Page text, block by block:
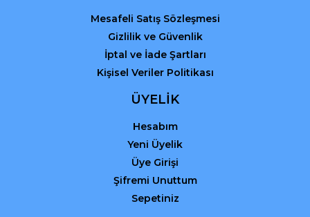
Mesafeli Satış Sözleşmesi
Gizlilik ve Güvenlik
İptal ve İade Şartları
Kişisel Veriler Politikası
ÜYELİK
Hesabım
Yeni Üyelik
Üye Girişi
Şifremi Unuttum
Sepetiniz